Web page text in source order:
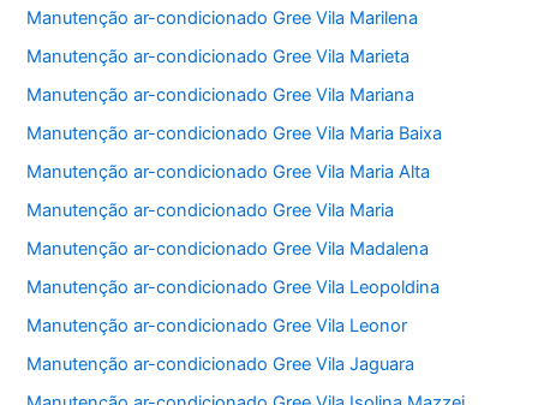
Manutenção ar-condicionado Gree Vila Marilena
Manutenção ar-condicionado Gree Vila Marieta
Manutenção ar-condicionado Gree Vila Mariana
Manutenção ar-condicionado Gree Vila Maria Baixa
Manutenção ar-condicionado Gree Vila Maria Alta
Manutenção ar-condicionado Gree Vila Maria
Manutenção ar-condicionado Gree Vila Madalena
Manutenção ar-condicionado Gree Vila Leopoldina
Manutenção ar-condicionado Gree Vila Leonor
Manutenção ar-condicionado Gree Vila Jaguara